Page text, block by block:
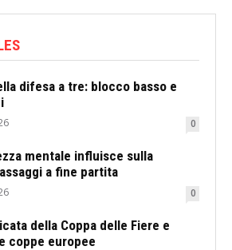
difesa a tre: blocco basso e
0
mentale influisce sulla
a fine partita
0
della Coppa delle Fiere e
coppe europee